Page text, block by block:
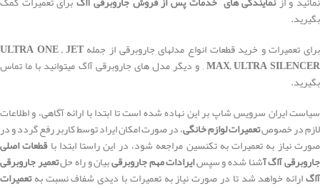
بگیرید.
برای تعمیرات و خرید قطعات انواع مدلهای جاروبرقی از جملهULTRA ONE , JET
MAX, ULTRA SILENCER, و دیگر مدل های جاروبرقی آاگ میتوانید با ما تماس
بگیرید.
سیاست ایران سرویس شاپ بر این نهاده شده است تا ابتدا با ارائه آگاهی، و اطلاعات
لازم در خصوصتعمیرات لوازم خانگی، در صورت امکان ایراد توسط کاربر رفع گردد و در
صورت نیاز به تعمیرات به تکنسین مراجعه شود، در این راستا ابتدا باقطعات اصلی
جاروبرقی آاگ آشنا شده و سپسایرادات مهم جاروبرقیبیان و راه حلتعمیر جاروبرقی
آاگارائه خواهد شد تا در صورت نیاز به تعمیرات با دیدی شفاف نسبت بهتعمیرات